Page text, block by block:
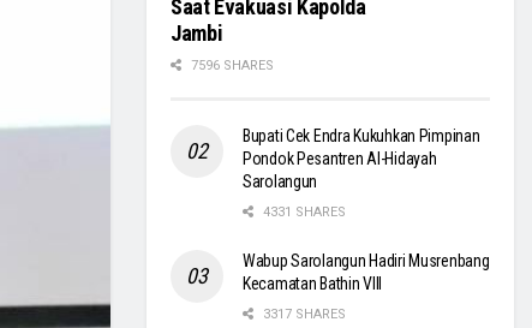
Saat Evakuasi Kapolda
Jambi
7596 SHARES
Bupati Cek Endra Kukuhkan Pimpinan
Pondok Pesantren Al-Hidayah
Sarolangun
4331 SHARES
Wabup Sarolangun Hadiri Musrenbang
Kecamatan Bathin VIII
3317 SHARES